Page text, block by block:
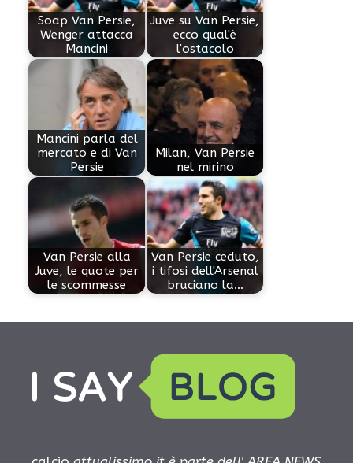
Soap Van Persie,
Wenger attacca
Mancini
Juve su Van Persie,
ecco qual'è
l'ostacolo
Mancini parla del
mercato e di Van
Persie
Milan, Van Persie
nel mirino
Van Persie alla
Juve, le quote per
le scommesse
Van Persie ceduto,
i tifosi dell'Arsenal
bruciano la…